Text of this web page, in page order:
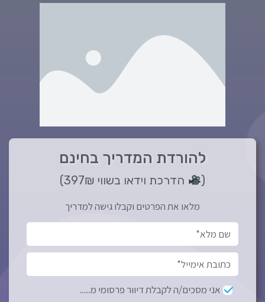
להורדת המדריך בחינם
( הדרכת וידאו בשווי 397₪)
מלאו את הפרטים וקבלו גישה למדריך
אני מסכים/ה לקבלת דיוור פרסומי מ......